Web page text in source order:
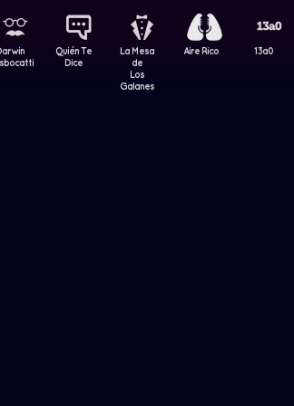
Quién Te
Dice
La Mesa
de
Los
Galanes
Aire Rico 13a0